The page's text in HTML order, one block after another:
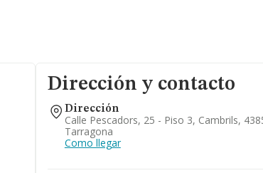
Dirección y contacto
Dirección
Calle Pescadors, 25 - Piso 3, Cambrils,
Tarragona
Como llegar